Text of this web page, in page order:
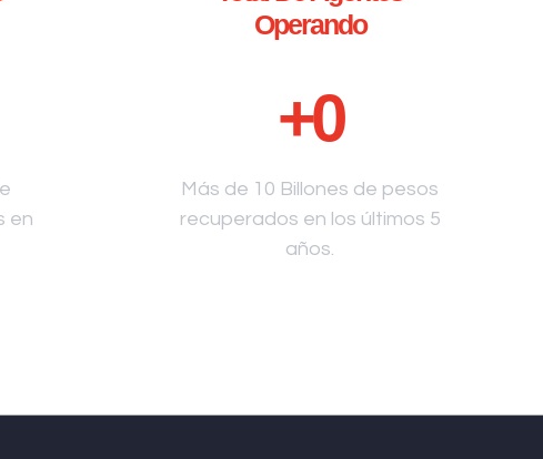
en
Operando
+0
Más de 10 Billones de pesos
recuperados en los últimos 5
años.